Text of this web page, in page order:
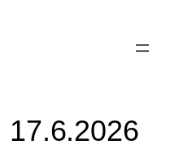
17.6.2026